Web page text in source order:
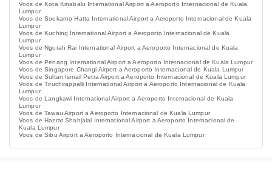
Voos de Kota Kinabalu International Airport a Aeroporto Internacional de Kuala
Lumpur
Voos de Soekarno Hatta International Airport a Aeroporto Internacional de Kuala
Lumpur
Voos de Kuching International Airport a Aeroporto Internacional de Kuala
Lumpur
Voos de Ngurah Rai International Airport a Aeroporto Internacional de Kuala
Lumpur
Voos de Penang International Airport a Aeroporto Internacional de Kuala Lumpur
Voos de Singapore Changi Airport a Aeroporto Internacional de Kuala Lumpur
Voos de Sultan Ismail Petra Airport a Aeroporto Internacional de Kuala Lumpur
Voos de Tiruchirappalli International Airport a Aeroporto Internacional de Kuala
Lumpur
Voos de Langkawi International Airport a Aeroporto Internacional de Kuala
Lumpur
Voos de Tawau Airport a Aeroporto Internacional de Kuala Lumpur
Voos de Hazrat Shahjalal International Airport a Aeroporto Internacional de
Kuala Lumpur
Voos de Sibu Airport a Aeroporto Internacional de Kuala Lumpur